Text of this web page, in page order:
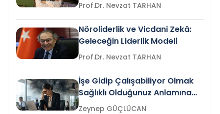
Prof.Dr. Nevzat TARHAN
Nöroliderlik ve Vicdani Zekâ:
Geleceğin Liderlik Modeli
Prof.Dr. Nevzat TARHAN
İşe Gidip Çalışabiliyor Olmak
Sağlıklı Olduğunuz Anlamına
Gelir mi?Zeynep GÜÇLÜCAN